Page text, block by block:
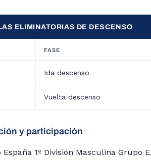
ELIMINATORIAS DE DESCENSO
FASE
Ida descenso
Vuelta descenso
y participación
España 1ª División Masculina Grupo